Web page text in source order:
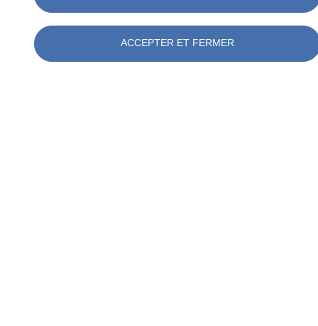
A la fin de la formation : questionnaire d'évaluation des
connaissances portant sur les principaux points du programme.
ACCEPTER ET FERMER